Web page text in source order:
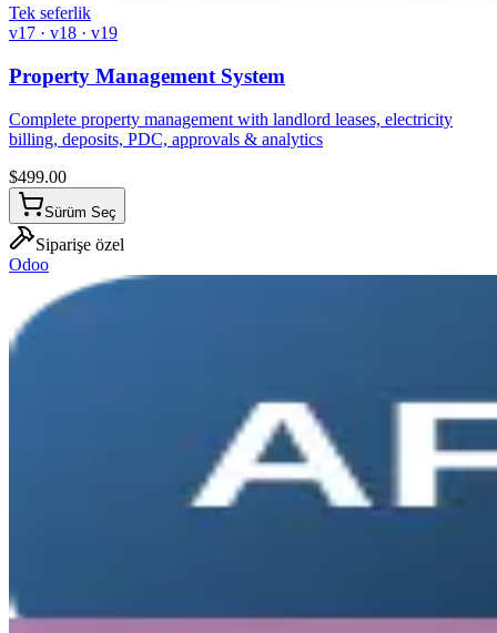
Tek seferlik
v17 · v18 · v19
Property Management System
Complete property management with landlord leases, electricity
billing, deposits, PDC, approvals & analytics
$499.00
Sürüm Seç
Siparişe özel
Odoo